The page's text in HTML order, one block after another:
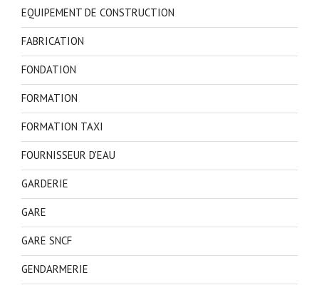
EQUIPEMENT DE CONSTRUCTION
FABRICATION
FONDATION
FORMATION
FORMATION TAXI
FOURNISSEUR D'EAU
GARDERIE
GARE
GARE SNCF
GENDARMERIE